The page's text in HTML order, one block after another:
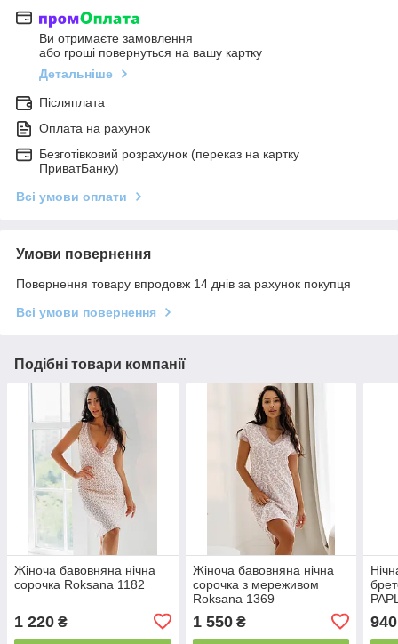
Ви отримаєте замовлення
або гроші повернуться на вашу картку
Детальніше
Післяплата
Оплата на рахунок
Безготівковий розрахунок (переказ на картку
ПриватБанку)
Всі умови оплати
Умови повернення
Повернення товару впродовж 14 днів за рахунок покупця
Всі умови повернення
Подібні товари компанії
Жіноча бавовняна нічна
сорочка Roksana 1182
1 220 ₴
Жіноча бавовняна нічна
сорочка з мереживом
Roksana 1369
1 550₴ 940